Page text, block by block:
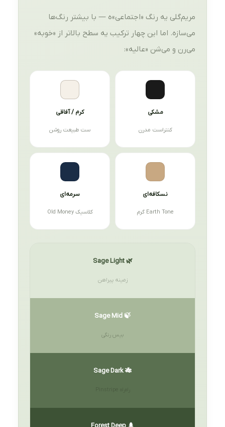
مریم‌گلی یه رنگ «اجتماعی»ه — با بیشتر رنگ‌ها
می‌سازه. اما این چهار ترکیب یه سطح بالاتر از «خوبه»
می‌رن و می‌شن «عالیه»:
مشکی
کنتراست مدرن
کرم / آفاقی
ست طبیعت روشن
نسکافه‌ای
Earth Tone گرم
سرمه‌ای
کلاسیک Old Money
🌿 Sage Light
زمینه پیراهن
🍃 Sage Mid
بیس رنگی
🎋 Sage Dark